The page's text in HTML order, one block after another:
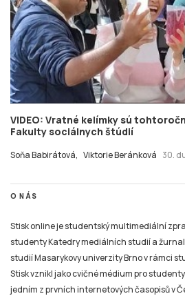
VIDEO: Vratné kelímky sú
Fakulty sociálnych štúdií
Soňa Babirátová, Viktorie Beránková 30.
O NÁS
Stisk online je studentský multimediální
studenty Katedry mediálních studií a
studií Masarykovy univerzity Brno v rámci
Stisk vznikl jako cvičné médium pro studenty
jedním z prvních internetových časopisů v